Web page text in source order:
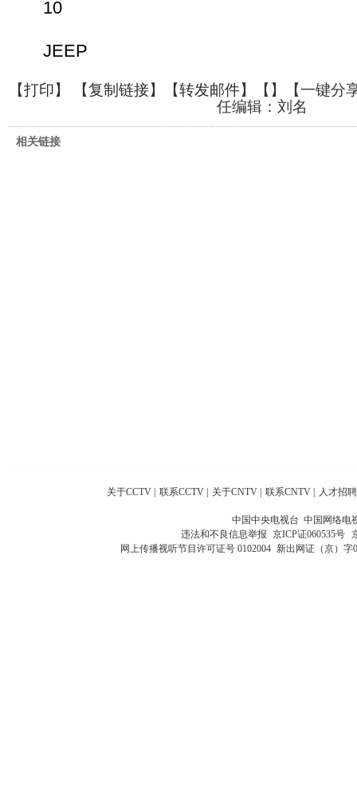
10
JEEP
【打印】 【复制链接】【转发邮件】【 】
【一键分
任编辑：刘名
相关链接
关于CCTV | 联系CCTV | 关于CNTV | 联系CNTV | 人才招聘
中国中央电视台 中国网络电
违法和不良信息举报 京ICP证060535号
网上传播视听节目许可证号 0102004 新出网证（京）